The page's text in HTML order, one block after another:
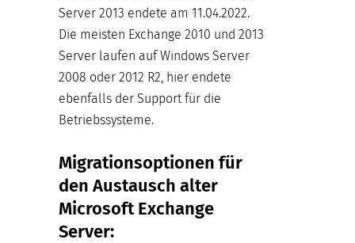
Server 2013 endete am 11.04.2022.
Die meisten Exchange 2010 und 2013
Server laufen auf Windows Server
2008 oder 2012 R2, hier endete
ebenfalls der Support für die
Betriebssysteme.
Migrationsoptionen für
den Austausch alter
Microsoft Exchange
Server: